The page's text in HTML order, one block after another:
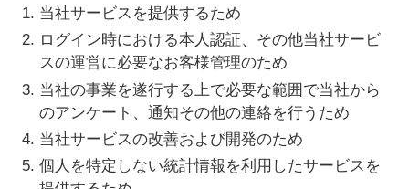
当社サービスを提供するため
ログイン時における本人認証、その他当社サービ
スの運営に必要なお客様管理のため
当社の事業を遂行する上で必要な範囲で当社から
のアンケート、通知その他の連絡を行うため
当社サービスの改善および開発のため
個人を特定しない統計情報を利用したサービスを